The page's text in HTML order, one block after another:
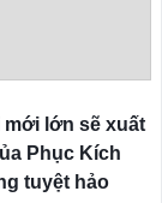
mới lớn sẽ xuất
Phục Kích
tuyệt hảo